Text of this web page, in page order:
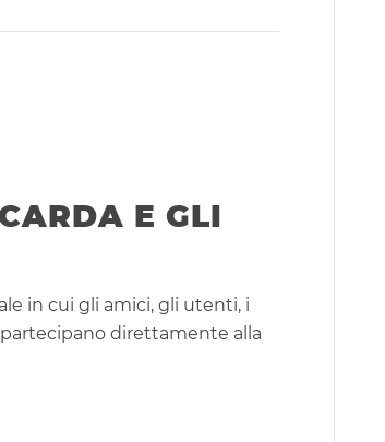
E GLI
in cui gli amici, gli utenti, i
direttamente alla